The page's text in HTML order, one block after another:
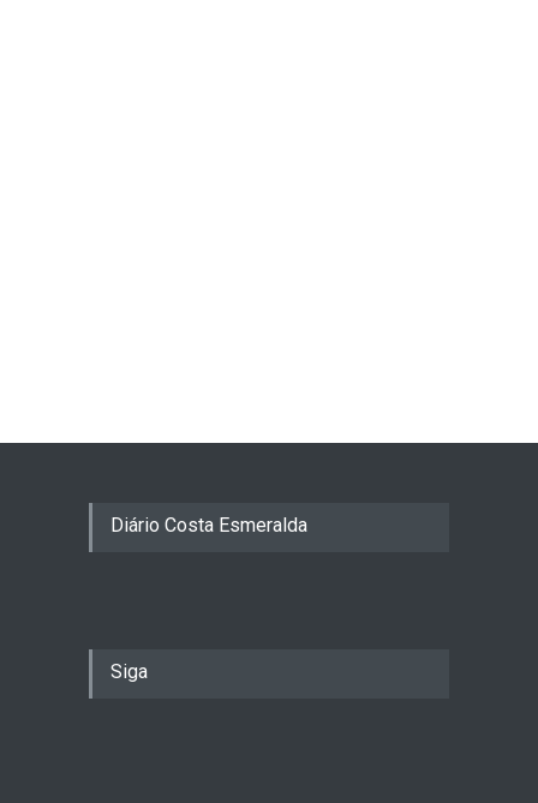
Diário Costa Esmeralda
Siga